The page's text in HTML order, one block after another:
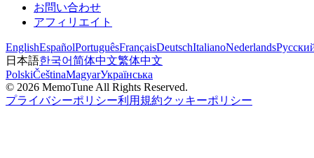
お問い合わせ
アフィリエイト
EnglishEspañolPortuguêsFrançaisDeutschItalianoNederlands
日本語한국어简体中文繁体中文
PolskiČeštinaMagyarУкраїнська
© 2026 MemoTune All Rights Reserved.
プライバシーポリシー利用規約クッキーポリシー